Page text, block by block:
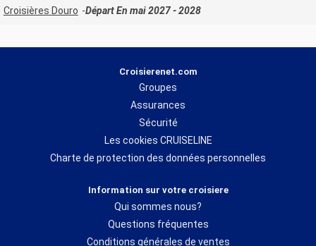
Croisières Douro
Départ En mai 2027 - 2028
Croisierenet.com
Groupes
Assurances
Sécurité
Les cookies CRUISELINE
Charte de protection des données personnelles
Information sur votre croisiere
Qui sommes nous?
Questions fréquentes
Conditions générales de ventes